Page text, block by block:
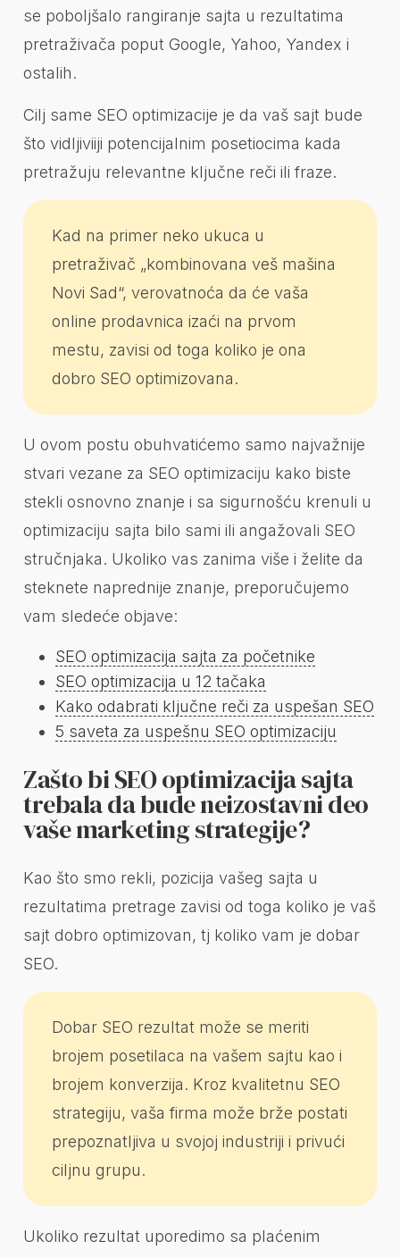
se poboljšalo rangiranje sajta u rezultatima
pretraživača poput Google, Yahoo, Yandex i
ostalih.
Cilj same SEO optimizacije je da vaš sajt bude
što vidljiviiji potencijalnim posetiocima kada
pretražuju relevantne ključne reči ili fraze.
Kad na primer neko ukuca u
pretraživač „kombinovana veš mašina
Novi Sad“, verovatnoća da će vaša
online prodavnica izaći na prvom
mestu, zavisi od toga koliko je ona
dobro SEO optimizovana.
U ovom postu obuhvatićemo samo najvažnije
stvari vezane za SEO optimizaciju kako biste
stekli osnovno znanje i sa sigurnošću krenuli u
optimizaciju sajta bilo sami ili angažovali SEO
stručnjaka. Ukoliko vas zanima više i želite da
steknete naprednije znanje, preporučujemo
vam sledeće objave:
SEO optimizacija sajta za početnike
SEO optimizacija u 12 tačaka
Kako odabrati ključne reči za uspešan SEO
5 saveta za uspešnu SEO optimizaciju
Zašto bi SEO optimizacija sajta
trebala da bude neizostavni deo
vaše marketing strategije?
Kao što smo rekli, pozicija vašeg sajta u
rezultatima pretrage zavisi od toga koliko je vaš
sajt dobro optimizovan, tj koliko vam je dobar
SEO.
Dobar SEO rezultat može se meriti
brojem posetilaca na vašem sajtu kao i
brojem konverzija. Kroz kvalitetnu SEO
strategiju, vaša firma može brže postati
prepoznatljiva u svojoj industriji i privući
ciljnu grupu.
Ukoliko rezultat uporedimo sa plaćenim